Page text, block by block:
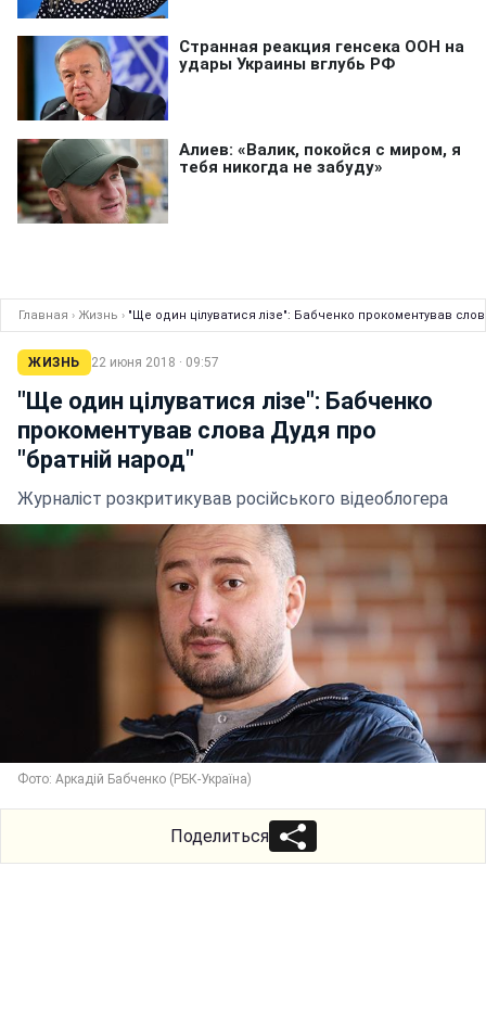
Главная › Жизнь › "Ще один цілуватися лізе": Бабченко прокоментував
ЖИЗНЬ 22 июня 2018 · 09:57
"Ще один цілуватися лізе": Бабченко
прокоментував слова Дудя про
"братній народ"
Журналіст розкритикував російського відеоблогера
Фото: Аркадій Бабченко (РБК-Україна)
Поделиться